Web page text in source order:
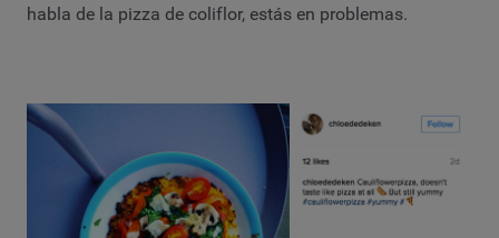
habla de la pizza de coliflor, estás en problemas.